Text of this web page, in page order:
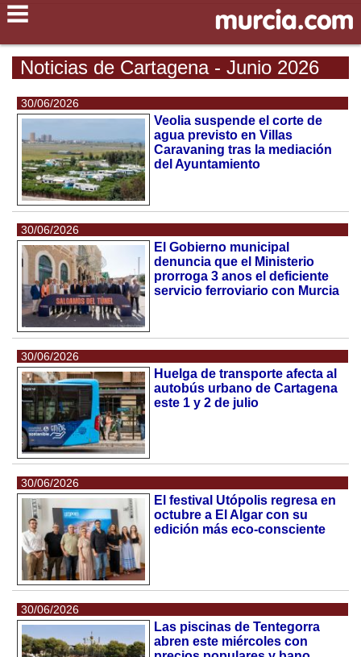
Noticias de Cartagena - Junio 2026
30/06/2026
Veolia suspende el corte de
agua previsto en Villas
Caravaning tras la mediación
del Ayuntamiento
30/06/2026
El Gobierno municipal
denuncia que el Ministerio
prorroga 3 anos el deficiente
servicio ferroviario con Murcia
30/06/2026
Huelga de transporte afecta al
autobús urbano de Cartagena
este 1 y 2 de julio
30/06/2026
El festival Utópolis regresa en
octubre a El Algar con su
edición más eco-consciente
30/06/2026
Las piscinas de Tentegorra
abren este miércoles con